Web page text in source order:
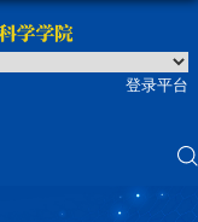
登录平台